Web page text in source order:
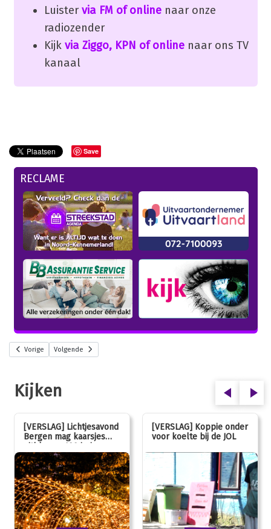
Luister via FM of onlinenaar onze
radiozender
Kijk via Ziggo, KPN of onlinenaar ons TV
kanaal
Save
RECLAME
Vorige Volgende
Kijken
[VERSLAG] Lichtjesavond
Bergen mag kaarsjes
uitblazen: 100 jarig
jubileum!
[VERSLAG] Koppie onder
voor koelte bij de JOL